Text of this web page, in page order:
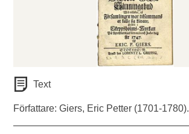
Text
Författare: Giers, Eric Petter (1701-1780).